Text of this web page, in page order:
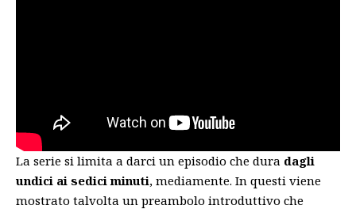
La serie si limita a darci un episodio che dura dagli
undici ai sedici minuti, mediamente. In questi viene
mostrato talvolta un preambolo introduttivo che